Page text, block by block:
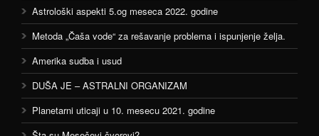
Astrološki aspekti 5.og meseca 2022. godine
Metoda „Čaša vode“ za rešavanje problema i ispunjenje želja.
Amerika sudba i usud
DUŠA JE – ASTRALNI ORGANIZAM
Planetarni uticaji u 10. mesecu 2021. godine